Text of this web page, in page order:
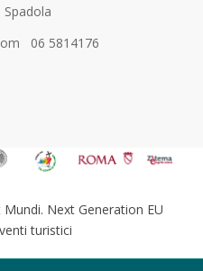
06 5814176
Mundi. Next Generation EU
turistici